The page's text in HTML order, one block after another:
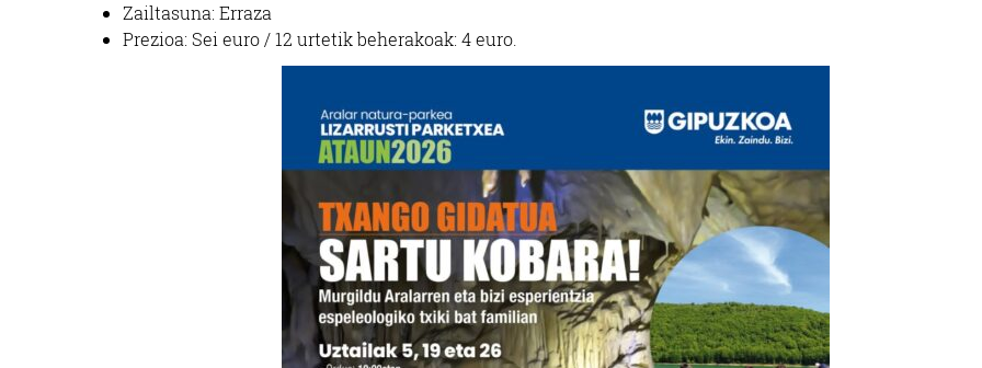
Zailtasuna: Erraza
Prezioa: Sei euro / 12 urtetik beherakoak: 4 euro.